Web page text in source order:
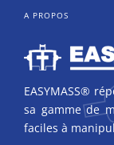
A PROPOS
EASYMASS®
sa gamme de
faciles à